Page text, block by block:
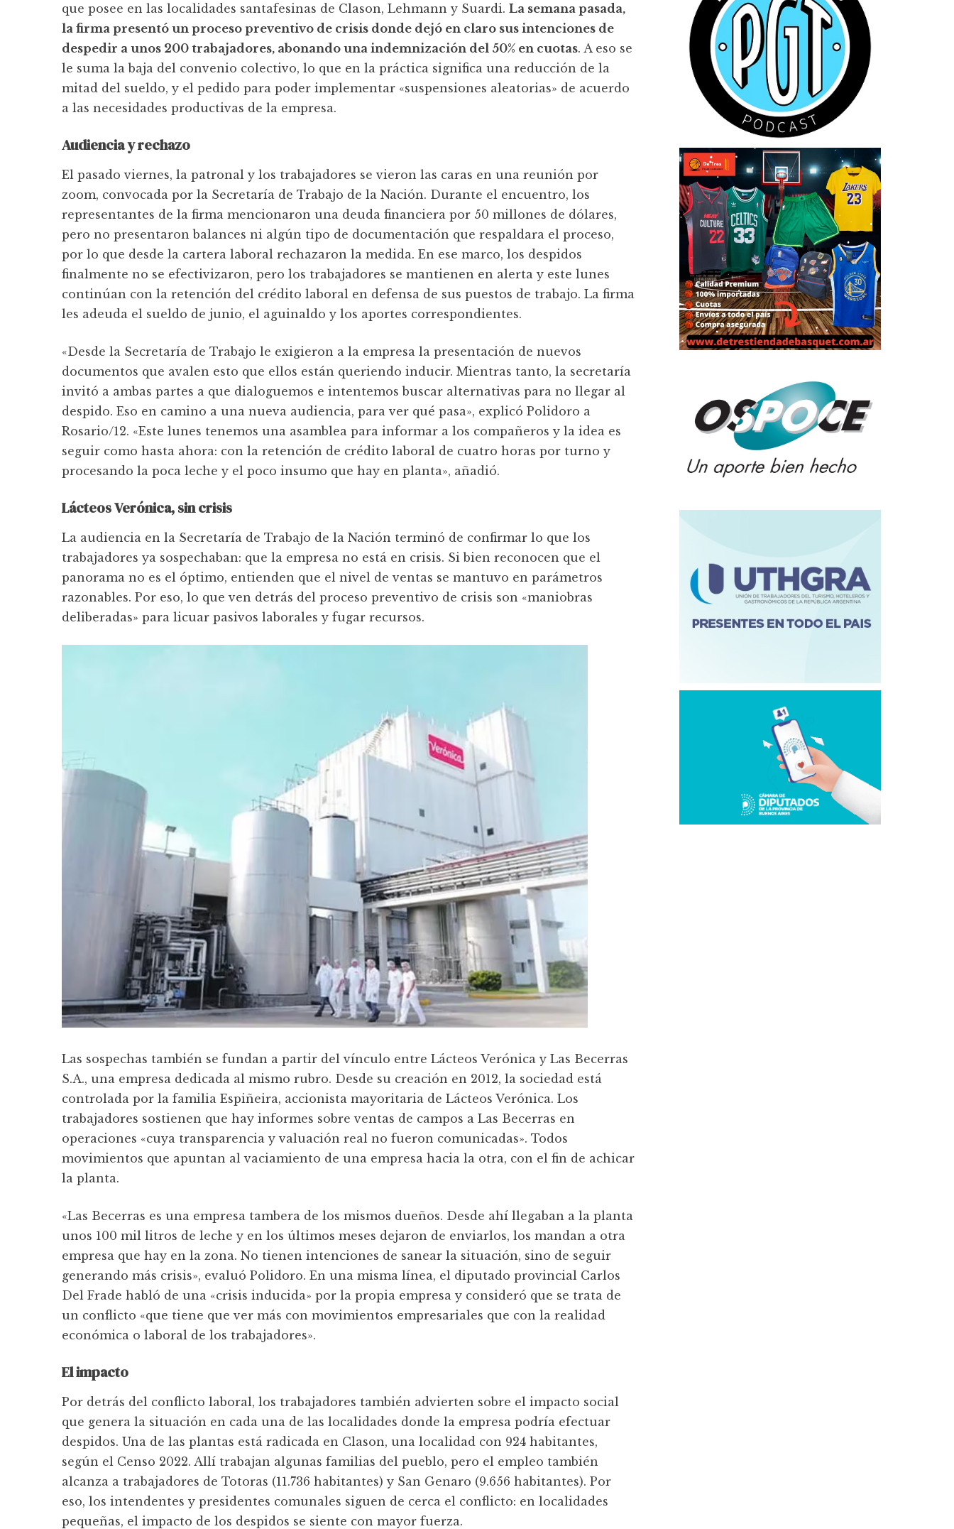
que posee en las localidades santafesinas de Clason, Lehmann y Suardi. La semana pasada,
la firma presentó un proceso preventivo de crisis donde dejó en claro sus intenciones de
despedir a unos 200 trabajadores, abonando una indemnización del 50% en cuotas. A eso se
le suma la baja del convenio colectivo, lo que en la práctica significa una reducción de la
mitad del sueldo, y el pedido para poder implementar «suspensiones aleatorias» de acuerdo
a las necesidades productivas de la empresa.
Audiencia y rechazo
El pasado viernes, la patronal y los trabajadores se vieron las caras en una reunión por
zoom, convocada por la Secretaría de Trabajo de la Nación. Durante el encuentro, los
representantes de la firma mencionaron una deuda financiera por 50 millones de dólares,
pero no presentaron balances ni algún tipo de documentación que respaldara el proceso,
por lo que desde la cartera laboral rechazaron la medida. En ese marco, los despidos
finalmente no se efectivizaron, pero los trabajadores se mantienen en alerta y este lunes
continúan con la retención del crédito laboral en defensa de sus puestos de trabajo. La firma
les adeuda el sueldo de junio, el aguinaldo y los aportes correspondientes.
«Desde la Secretaría de Trabajo le exigieron a la empresa la presentación de nuevos
documentos que avalen esto que ellos están queriendo inducir. Mientras tanto, la secretaría
invitó a ambas partes a que dialoguemos e intentemos buscar alternativas para no llegar al
despido. Eso en camino a una nueva audiencia, para ver qué pasa», explicó Polidoro a
Rosario/12. «Este lunes tenemos una asamblea para informar a los compañeros y la idea es
seguir como hasta ahora: con la retención de crédito laboral de cuatro horas por turno y
procesando la poca leche y el poco insumo que hay en planta», añadió.
Lácteos Verónica, sin crisis
La audiencia en la Secretaría de Trabajo de la Nación terminó de confirmar lo que los
trabajadores ya sospechaban: que la empresa no está en crisis. Si bien reconocen que el
panorama no es el óptimo, entienden que el nivel de ventas se mantuvo en parámetros
razonables. Por eso, lo que ven detrás del proceso preventivo de crisis son «maniobras
deliberadas» para licuar pasivos laborales y fugar recursos.
Las sospechas también se fundan a partir del vínculo entre Lácteos Verónica y Las Becerras
S.A., una empresa dedicada al mismo rubro. Desde su creación en 2012, la sociedad está
controlada por la familia Espiñeira, accionista mayoritaria de Lácteos Verónica. Los
trabajadores sostienen que hay informes sobre ventas de campos a Las Becerras en
operaciones «cuya transparencia y valuación real no fueron comunicadas». Todos
movimientos que apuntan al vaciamiento de una empresa hacia la otra, con el fin de achicar
la planta.
«Las Becerras es una empresa tambera de los mismos dueños. Desde ahí llegaban a la planta
unos 100 mil litros de leche y en los últimos meses dejaron de enviarlos, los mandan a otra
empresa que hay en la zona. No tienen intenciones de sanear la situación, sino de seguir
generando más crisis», evaluó Polidoro. En una misma línea, el diputado provincial Carlos
Del Frade habló de una «crisis inducida» por la propia empresa y consideró que se trata de
un conflicto «que tiene que ver más con movimientos empresariales que con la realidad
económica o laboral de los trabajadores».
El impacto
Por detrás del conflicto laboral, los trabajadores también advierten sobre el impacto social
que genera la situación en cada una de las localidades donde la empresa podría efectuar
despidos. Una de las plantas está radicada en Clason, una localidad con 924 habitantes,
según el Censo 2022. Allí trabajan algunas familias del pueblo, pero el empleo también
alcanza a trabajadores de Totoras (11.736 habitantes) y San Genaro (9.656 habitantes). Por
eso, los intendentes y presidentes comunales siguen de cerca el conflicto: en localidades
pequeñas, el impacto de los despidos se siente con mayor fuerza.